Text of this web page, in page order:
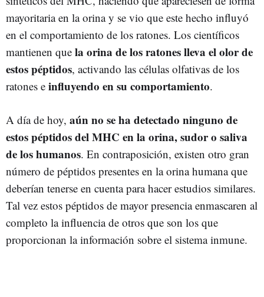
mayoritaria en la orina y se vio que este hecho influyó
en el comportamiento de los ratones. Los científicos
mantienen que la orina de los ratones lleva el olor de
estos péptidos, activando las células olfativas de los
ratones e influyendo en su comportamiento.
A día de hoy, aún no se ha detectado ninguno de
estos péptidos del MHC en la orina, sudor o saliva
de los humanos. En contraposición, existen otro gran
número de péptidos presentes en la orina humana que
deberían tenerse en cuenta para hacer estudios similares.
Tal vez estos péptidos de mayor presencia enmascaren al
completo la influencia de otros que son los que
proporcionan la información sobre el sistema inmune.